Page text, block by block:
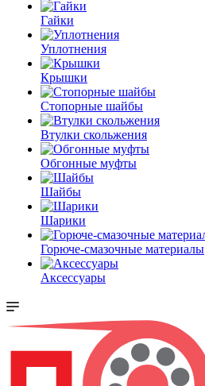
Гайки
Уплотнения
Крышки
Стопорные шайбы
Втулки скольжения
Обгонные муфты
Шайбы
Шарики
Горюче-смазочные материалы
Аксессуары